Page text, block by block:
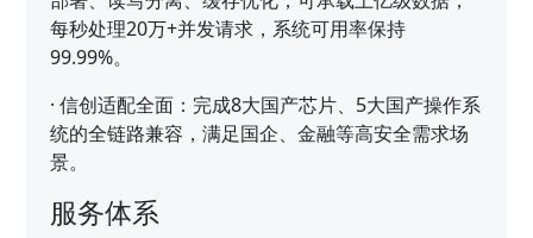
每秒处理20万+并发请求，系统可用率保持
99.99%。
·信创适配全面：完成8大国产芯片、5大国产操作系
统的全链路兼容，满足国企、金融等高安全需求场
景。
服务体系